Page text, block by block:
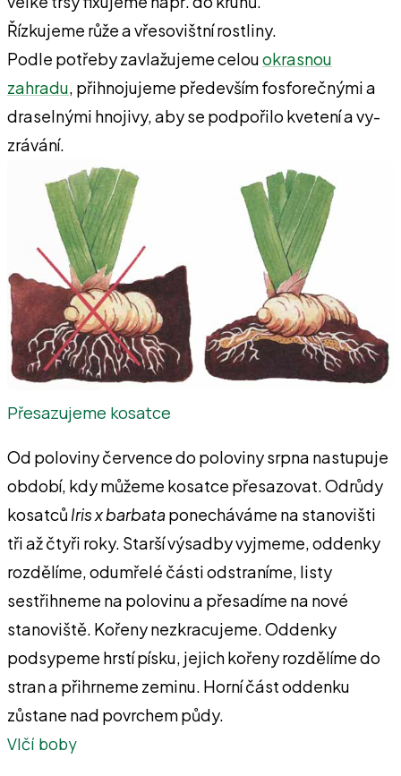
Řízkujeme růže a vřesovištní rostliny.
Podle potřeby zavlažujeme celouokrasnou
zahradu, přihnojujeme pře­devším fosforečnými a
draselnými hnojivy, aby se podpořilo kvetení a vy­
zrávání.
Přesazujeme ko­satce
Od poloviny července do poloviny srp­na nastupuje
období, kdy můžeme ko­satce přesazovat. Odrůdy
kosatců Iris x barbataponecháváme na stanovišti
tři až čtyři roky. Starší výsadby vyjmeme, oddenky
rozdělíme, odumřelé části od­straníme, listy
sestřihneme na polovinu a přesadíme na nové
stanoviště. Kořeny nezkracujeme. Oddenky
podsypeme hrs­tí písku, jejich kořeny rozdělíme do
stran a přihrneme zeminu. Horní část oddenku
zůstane nad povrchem půdy.
Vlčí boby